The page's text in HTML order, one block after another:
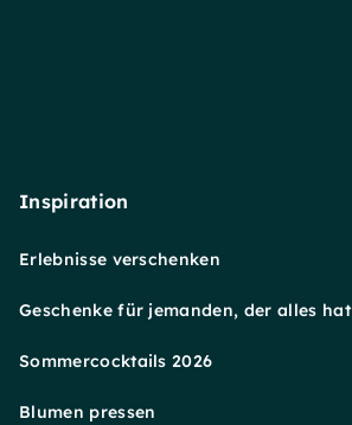
Inspiration
Erlebnisse verschenken
Geschenke für jemanden, der alles hat
Sommercocktails 2026
Blumen pressen